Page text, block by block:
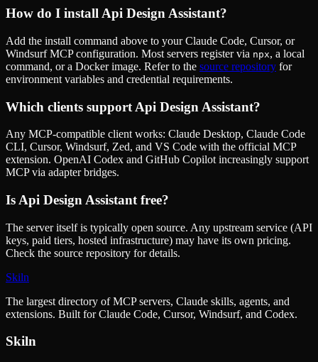
How do I install Api Design Assistant?
Add the install command above to your Claude Code, Cursor, or
Windsurf MCP configuration. Most servers register via npx, a local
command, or a Docker image. Refer to the source repository for
environment variables and credential requirements.
Which clients support Api Design Assistant?
Any MCP-compatible client works: Claude Desktop, Claude Code
CLI, Cursor, Windsurf, Zed, and VS Code with the official MCP
extension. OpenAI Codex and GitHub Copilot increasingly support
MCP via adapter bridges.
Is Api Design Assistant free?
The server itself is typically open source. Any upstream service (API
keys, paid tiers, hosted infrastructure) may have its own pricing.
Check the source repository for details.
Skiln
The largest directory of MCP servers, Claude skills, agents, and
extensions. Built for Claude Code, Cursor, Windsurf, and Codex.
Skiln